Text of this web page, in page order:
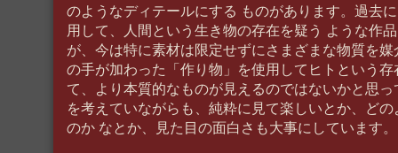
のようなディテールにする ものがあります。過去
用して、人間という生き物の存在を疑う ような作
が、今は特に素材は限定せずにさまざまな物質を
の手が加わった「作り物」を使用してヒトという
て、より本質的なものが見えるのではないかと思
を考えていながらも、純粋に見て楽しいとか、ど
のか なとか、見た目の面白さも大事にしています。